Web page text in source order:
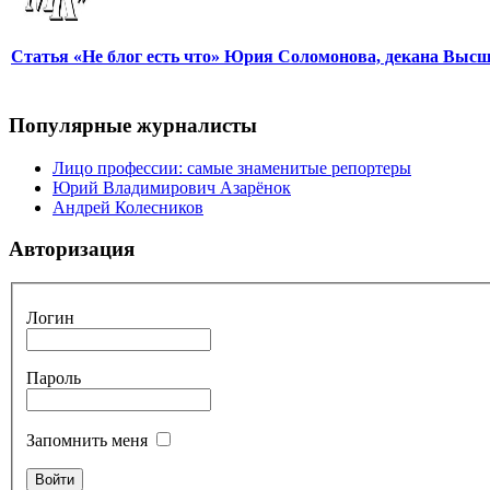
Статья «Не блог есть что» Юрия Соломонова, декана
Популярные журналисты
Лицо профессии: самые знаменитые репортеры
Юрий Владимирович Азарёнок
Андрей Колесников
Авторизация
Логин
Пароль
Запомнить меня